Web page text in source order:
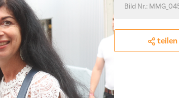
Bild Nr.:
teilen